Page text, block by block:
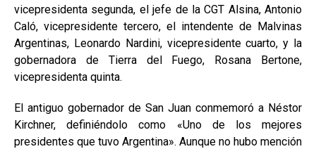
vicepresidenta segunda, el jefe de la CGT Alsina, Antonio
Caló, vicepresidente tercero, el intendente de Malvinas
Argentinas, Leonardo Nardini, vicepresidente cuarto, y la
gobernadora de Tierra del Fuego, Rosana Bertone,
vicepresidenta quinta.
El antiguo gobernador de San Juan conmemoró a Néstor
Kirchner, definiéndolo como «Uno de los mejores
presidentes que tuvo Argentina». Aunque no hubo mención